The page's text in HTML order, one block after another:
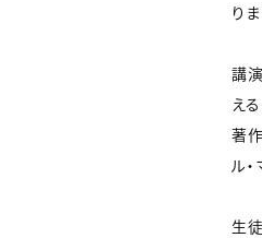
り
講
え
著
ル
生